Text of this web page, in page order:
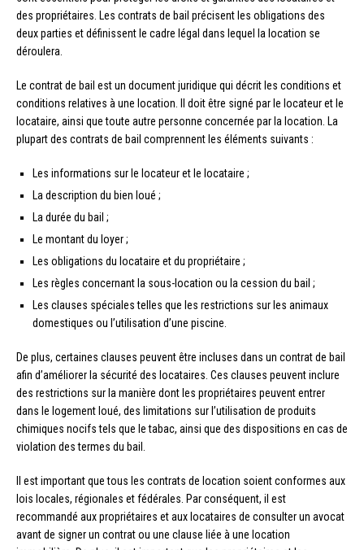
des propriétaires. Les contrats de bail précisent les obligations des
deux parties et définissent le cadre légal dans lequel la location se
déroulera.
Le contrat de bail est un document juridique qui décrit les conditions et
conditions relatives à une location. Il doit être signé par le locateur et le
locataire, ainsi que toute autre personne concernée par la location. La
plupart des contrats de bail comprennent les éléments suivants :
Les informations sur le locateur et le locataire ;
La description du bien loué ;
La durée du bail ;
Le montant du loyer ;
Les obligations du locataire et du propriétaire ;
Les règles concernant la sous-location ou la cession du bail ;
Les clauses spéciales telles que les restrictions sur les animaux
domestiques ou l’utilisation d’une piscine.
De plus, certaines clauses peuvent être incluses dans un contrat de bail
afin d’améliorer la sécurité des locataires. Ces clauses peuvent inclure
des restrictions sur la manière dont les propriétaires peuvent entrer
dans le logement loué, des limitations sur l’utilisation de produits
chimiques nocifs tels que le tabac, ainsi que des dispositions en cas de
violation des termes du bail.
Il est important que tous les contrats de location soient conformes aux
lois locales, régionales et fédérales. Par conséquent, il est
recommandé aux propriétaires et aux locataires de consulter un avocat
avant de signer un contrat ou une clause liée à une location